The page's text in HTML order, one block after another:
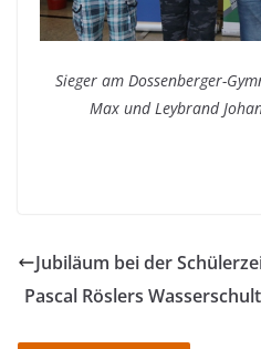
Sieger am Dossenberger-
Max und Leybrand
Jubiläum bei der
Pascal Röslers